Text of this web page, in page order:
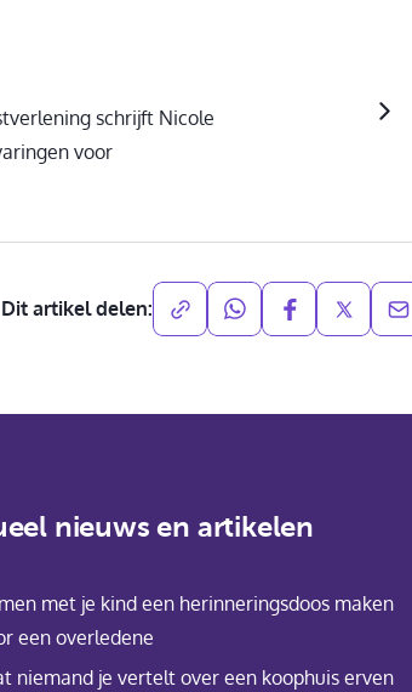
schrijft Nicole
voor
Dit artikel delen:
nieuws en artikelen
met je kind een herinneringsdoos maken
een overledene
niemand je vertelt over een koophuis erven